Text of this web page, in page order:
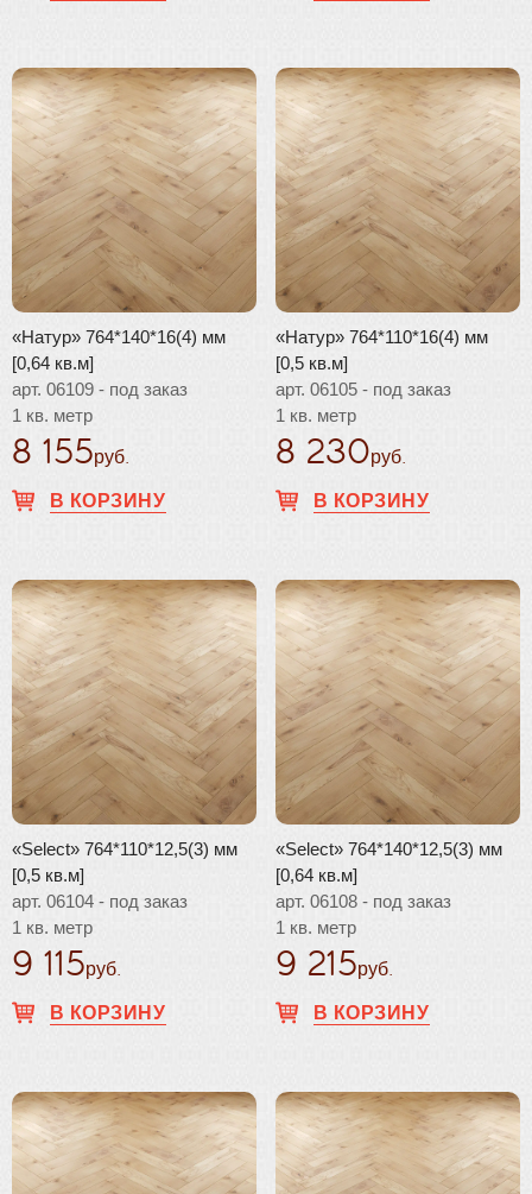
«Натур» 764*140*16(4) мм
[0,64 кв.м]
арт. 06109 - под заказ
1 кв. метр
8 155руб.
В КОРЗИНУ
«Натур» 764*110*16(4) мм
[0,5 кв.м]
арт. 06105 - под заказ
1 кв. метр
8 230руб.
В КОРЗИНУ
«Select» 764*110*12,5(3) мм
[0,5 кв.м]
арт. 06104 - под заказ
1 кв. метр
9 115руб.
В КОРЗИНУ
«Select» 764*140*12,5(3) мм
[0,64 кв.м]
арт. 06108 - под заказ
1 кв. метр
9 215руб.
В КОРЗИНУ